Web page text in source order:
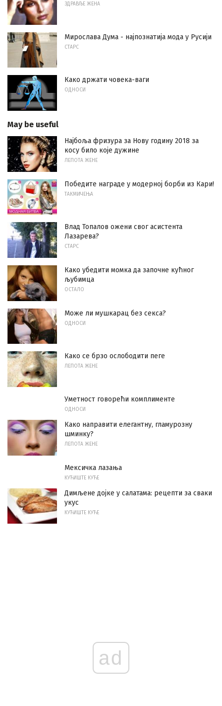
ЗДРАВЉЕ ЖЕНА
Мирослава Дума - најпознатија мода у Русији
СТАРС
Како држати човека-ваги
ОДНОСИ
May be useful
Најбоља фризура за Нову годину 2018 за
косу било које дужине
ЛЕПОТА ЖЕНЕ
Победите награде у модерној борби из Кари!
ТАКМИЧЕЊА
Влад Топалов ожени свог асистента
Лазарева?
СТАРС
Како убедити момка да започне кућног
љубимца
ОСТАЛО
Може ли мушкарац без секса?
ОДНОСИ
Како се брзо ослободити пеге
ЛЕПОТА ЖЕНЕ
Уметност говорећи комплименте
ОДНОСИ
Како направити елегантну, гламурозну
шминку?
ЛЕПОТА ЖЕНЕ
Мексичка лазања
КУЋИШТЕ КУЋЕ
Димљене дојке у салатама: рецепти за сваки
укус
КУЋИШТЕ КУЋЕ
ad